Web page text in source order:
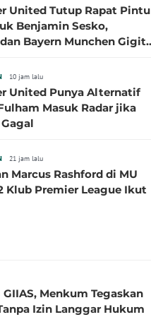
United Tutup Rapat Pintu
Benjamin Sesko,
Bayern Munchen Gigit
10 jam lalu
United Punya Alternatif
Masuk Radar jika
21 jam lalu
Marcus Rashford di MU
Klub Premier League Ikut
GIIAS, Menkum Tegaskan
Izin Langgar Hukum